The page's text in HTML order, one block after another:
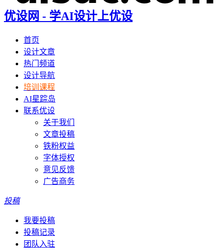
优设网 - 学AI设计上优设
首页
设计文章
热门频道
设计导航
培训课程
AI星踪岛
联系优设
关于我们
文章投稿
铁粉权益
字体授权
意见反馈
广告商务
投稿
我要投稿
投稿记录
团队入驻